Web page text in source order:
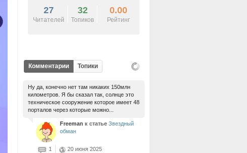
27
Читателей
32
Топиков
0.00
Рейтинг
Комментарии Топики
Ну да, конечно нет там никаких 150млн
километров. Я бы сказал так, солнце это
техническое сооружение которое имеет 48
порталов через которые можно...
Freeman к статье Звездный
обман
1 20 июня 2025